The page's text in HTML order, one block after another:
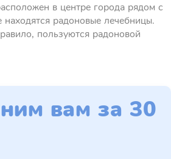
в центре города рядом с
радоновые лечебницы.
пользуются радоновой
вам за 30